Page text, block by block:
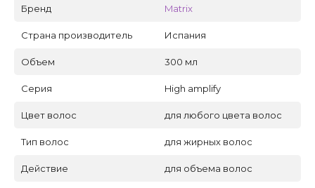
Бренд Matrix
Страна производитель Испания
Объем 300 мл
Серия High amplify
Цвет волос для любого цвета волос
Тип волос для жирных волос
Действие для объема волос